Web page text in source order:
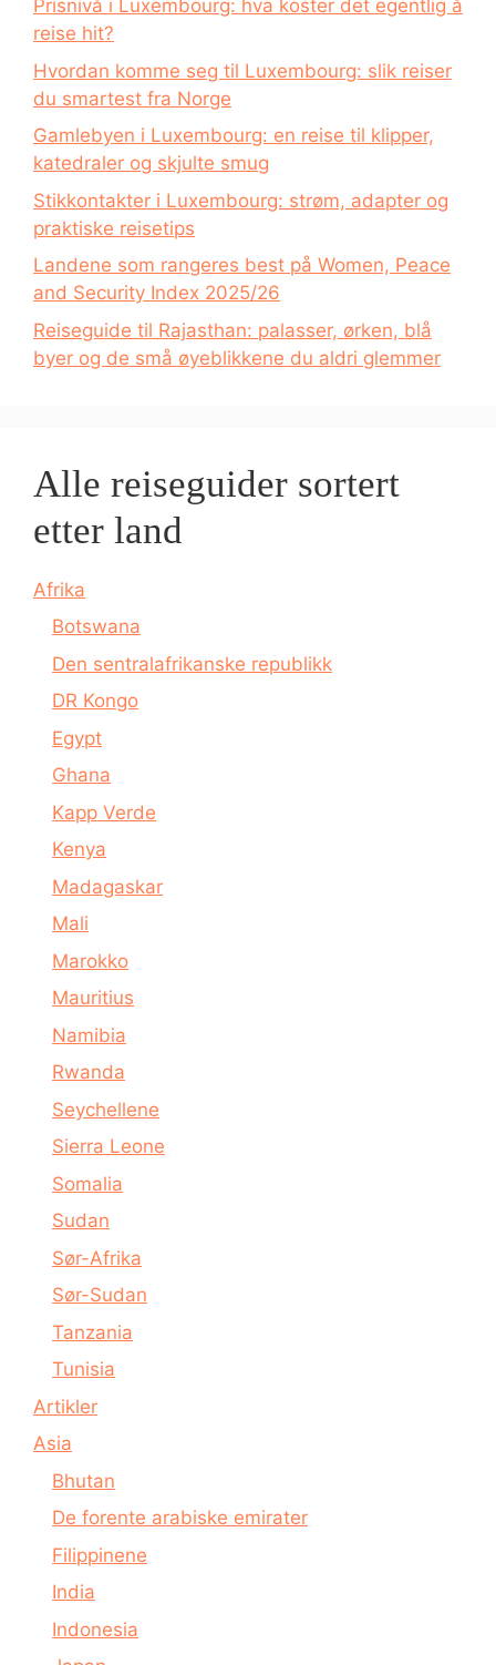
Prisnivå i Luxembourg: hva koster det egentlig å
reise hit?
Hvordan komme seg til Luxembourg: slik reiser
du smartest fra Norge
Gamlebyen i Luxembourg: en reise til klipper,
katedraler og skjulte smug
Stikkontakter i Luxembourg: strøm, adapter og
praktiske reisetips
Landene som rangeres best på Women, Peace
and Security Index 2025/26
Reiseguide til Rajasthan: palasser, ørken, blå
byer og de små øyeblikkene du aldri glemmer
Alle reiseguider sortert
etter land
Afrika
Botswana
Den sentralafrikanske republikk
DR Kongo
Egypt
Ghana
Kapp Verde
Kenya
Madagaskar
Mali
Marokko
Mauritius
Namibia
Rwanda
Seychellene
Sierra Leone
Somalia
Sudan
Sør-Afrika
Sør-Sudan
Tanzania
Tunisia
Artikler
Asia
Bhutan
De forente arabiske emirater
Filippinene
India
Indonesia